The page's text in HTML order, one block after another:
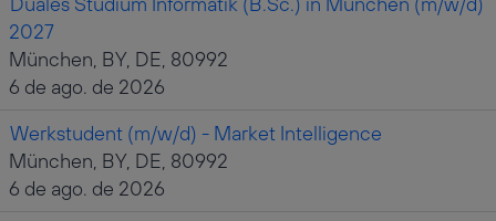
2027
München, BY, DE, 80992
6 de ago. de 2026
Werkstudent (m/w/d) - Market Intelligence
München, BY, DE, 80992
6 de ago. de 2026